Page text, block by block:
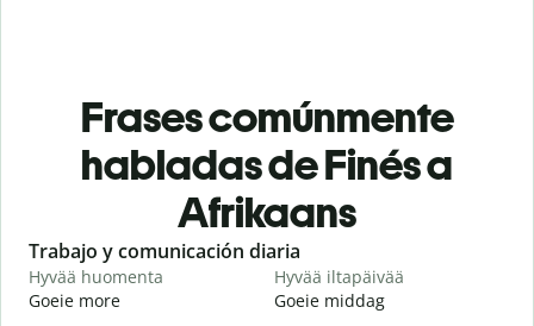
Frases comúnmente
habladas de Finés a
Afrikaans
Slide 1 of 6
Trabajo y comunicación diaria
Hyvää huomenta
Goeie more
Hyvää iltapäivää
Goeie middag